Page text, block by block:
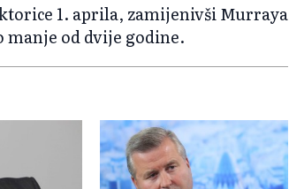
1. aprila, zamijenivši Murraya
manje od dvije godine.